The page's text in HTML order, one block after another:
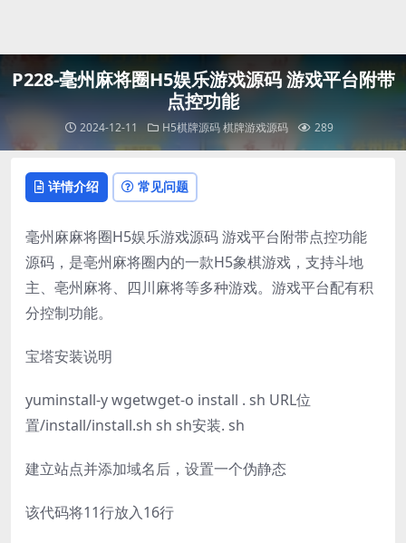
P228-毫州麻将圈H5娱乐游戏源码 游戏平台附带
点控功能
2024-12-11 H5棋牌源码棋牌游戏源码 289
详情介绍 常见问题
毫州麻麻将圈H5娱乐游戏源码 游戏平台附带点控功能
源码，是亳州麻将圈内的一款H5象棋游戏，支持斗地
主、亳州麻将、四川麻将等多种游戏。游戏平台配有积
分控制功能。
宝塔安装说明
yuminstall-y wgetwget-o install . sh URL位
置/install/install.sh sh sh安装. sh
建立站点并添加域名后，设置一个伪静态
该代码将11行放入16行